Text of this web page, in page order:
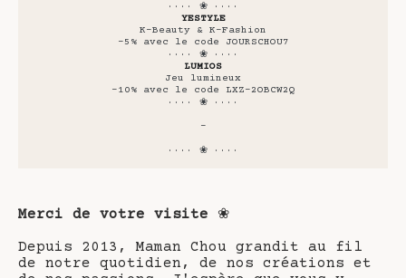
···· ❀ ····
YESTYLE
K-Beauty & K-Fashion
-5% avec le code JOURSCHOU7
···· ❀ ····
LUMIOS
Jeu lumineux
-10% avec le code LXZ-2OBCW2Q
···· ❀ ····
-
···· ❀ ····
Merci de votre visite ❀
Depuis 2013, Maman Chou grandit au fil
de notre quotidien, de nos créations et